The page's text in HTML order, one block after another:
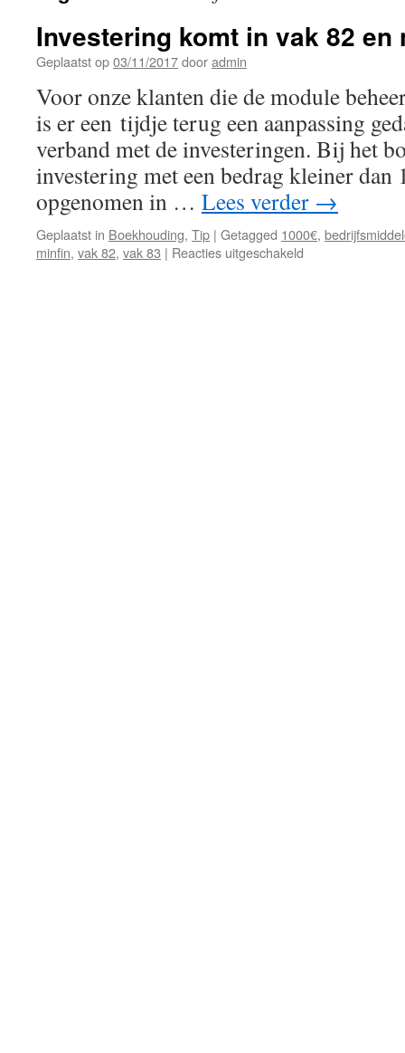
Investering komt in vak 82 en
Geplaatst op03/11/2017dooradmin
Voor onze klanten die de module
is er een tijdje terug een aanpassing
verband met de investeringen. Bij het
investering met een bedrag kleiner dan
opgenomen in … Lees verder →
Geplaatst in Boekhouding, Tip | Getagged 1000€,
minfin, vak 82, vak 83 | Reacties uitgeschakeld